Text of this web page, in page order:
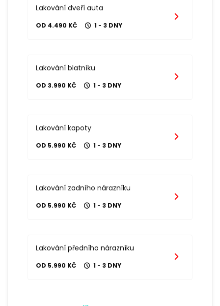
Lakování dveří auta
OD 4.490 KČ 1 - 3 DNY
Lakování blatníku
OD 3.990 KČ 1 - 3 DNY
Lakování kapoty
OD 5.990 KČ 1 - 3 DNY
Lakování zadního nárazníku
OD 5.990 KČ 1 - 3 DNY
Lakování předního nárazníku
OD 5.990 KČ 1 - 3 DNY